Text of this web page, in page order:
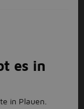
es in
in Plauen.